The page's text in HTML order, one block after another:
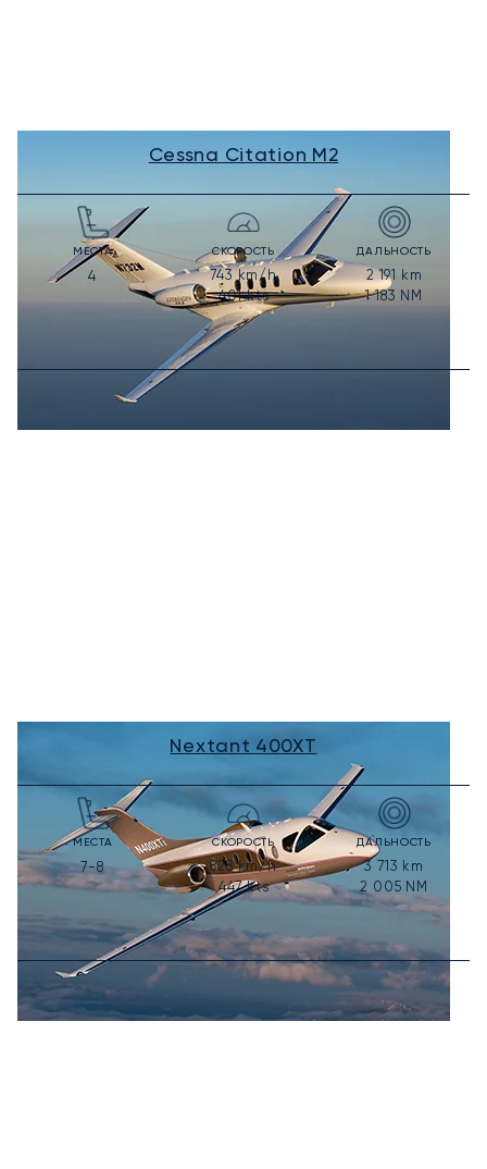
Cessna Citation M2
МЕСТА
4
СКОРОСТЬ
743km/h
401kts
ДАЛЬНОСТЬ
2 191 km
1 183 NM
Nextant 400XT
МЕСТА
7-8
СКОРОСТЬ
828km/h
447kts
ДАЛЬНОСТЬ
3 713 km
2 005 NM